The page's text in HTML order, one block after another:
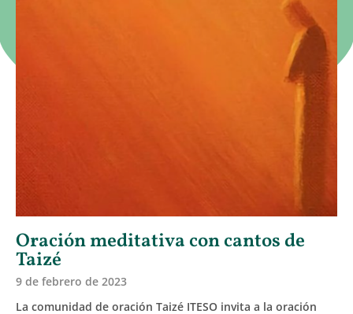
Oración meditativa con cantos de
Taizé
9 de febrero de 2023
La comunidad de oración Taizé ITESO invita a la oración